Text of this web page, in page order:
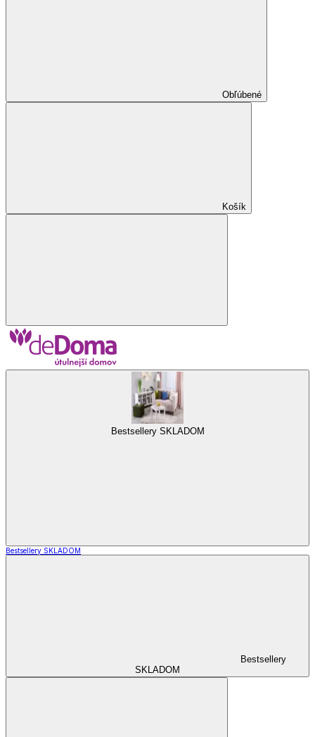
Obľúbené
Košík
Bestsellery SKLADOM
Bestsellery SKLADOM
Bestsellery
SKLADOM